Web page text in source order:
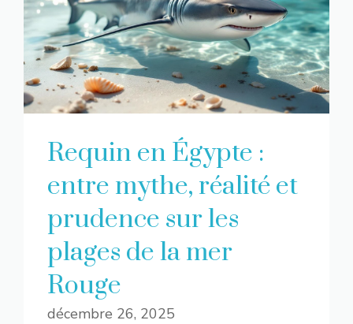
Requin en Égypte :
entre mythe, réalité et
prudence sur les
plages de la mer
Rouge
décembre 26, 2025